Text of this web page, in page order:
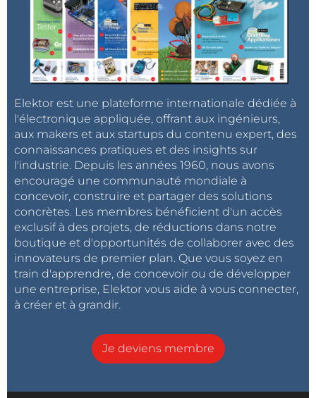
Elektor est une plateforme internationale dédiée à
l'électronique appliquée, offrant aux ingénieurs,
aux makers et aux startups du contenu expert, des
connaissances pratiques et des insights sur
l'industrie. Depuis les années 1960, nous avons
encouragé une communauté mondiale à
concevoir, construire et partager des solutions
concrètes. Les membres bénéficient d'un accès
exclusif à des projets, de réductions dans notre
boutique et d'opportunités de collaborer avec des
innovateurs de premier plan. Que vous soyez en
train d'apprendre, de concevoir ou de développer
une entreprise, Elektor vous aide à vous connecter,
à créer et à grandir.
Je deviens membre